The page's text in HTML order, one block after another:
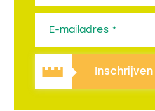
Inschrijven